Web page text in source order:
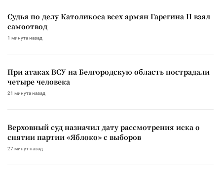
Судья по делу Католикоса всех армян Гарегина II взял
самоотвод
1 минута назад
При атаках ВСУ на Белгородскую область пострадали
четыре человека
21 минута назад
Верховный суд назначил дату рассмотрения иска о
снятии партии «Яблоко» с выборов
27 минут назад